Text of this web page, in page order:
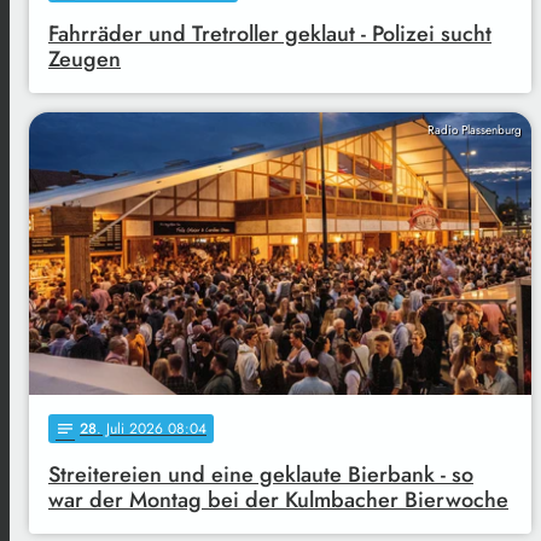
Fahrräder und Tretroller geklaut - Polizei sucht
Zeugen
Radio Plassenburg
notes 28. Juli 2026 08:04
Streitereien und eine geklaute Bierbank - so
war der Montag bei der Kulmbacher Bierwoche